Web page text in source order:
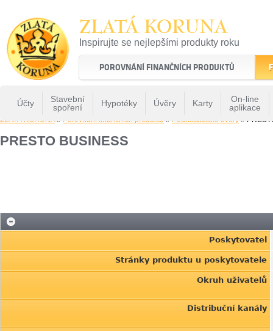
ZLATÁ KORUNA
Inspirujte se nejlepšími produkty roku
22 let tradice a kvality na finančním trhu
POROVNÁNÍ FINANČNÍCH PRODUKTŮ
Účty
Stavební
spoření
Hypotéky Úvěry Karty
On-line
aplikace
ZLATÁ KORUNA» Porovnání finančních produktů » Podnikatelské úvěry »
PRESTO BUSINESS
Poskytovatel
Stránky produktu u poskytovatele
Okruh uživatelů
Distribuční kanály